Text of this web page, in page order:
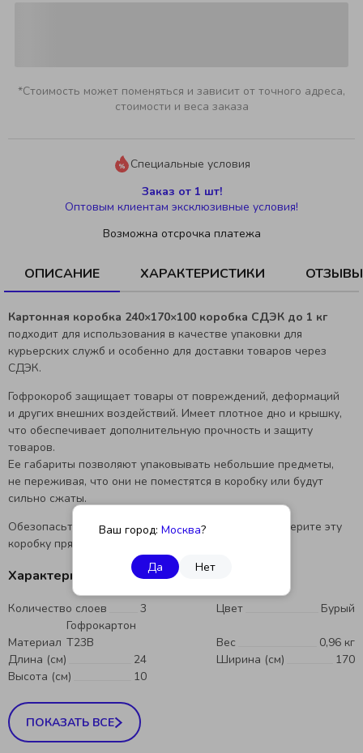
Ваш город: Москва?
Да Нет
*Стоимость может поменяться и зависит от точного адреса,
стоимости и веса заказа
Специальные условия
Заказ от 1 шт!
Оптовым клиентам эксклюзивные условия!
Возможна отсрочка платежа
ОПИСАНИЕ ХАРАКТЕРИСТИКИ ОТЗЫВЫ
Картонная коробка 240×170×100 коробка СДЭК до 1 кг
подходит для использования в качестве упаковки для
курьерских служб и особенно для доставки товаров через
СДЭК.
Гофрокороб защищает товары от повреждений, деформаций
и других внешних воздействий. Имеет плотное дно и крышку,
что обеспечивает дополнительную прочность и защиту
товаров.
Ее габариты позволяют упаковывать небольшие предметы,
не переживая, что они не поместятся в коробку или будут
сильно сжаты.
Обезопасьте свои товары во время перевозки. Выберите эту
коробку прямо сейчас.
Характеристики
Количество слоев 3 Цвет Бурый
Материал
Гофрокартон
Т23B
Вес
0,96 кг
Длина (см)
24 Ширина (см)
170
Высота (см)
10
ПОКАЗАТЬ ВСЕ